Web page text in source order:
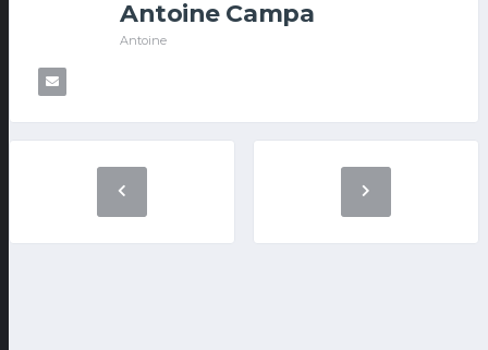
Antoine Campa
Antoine